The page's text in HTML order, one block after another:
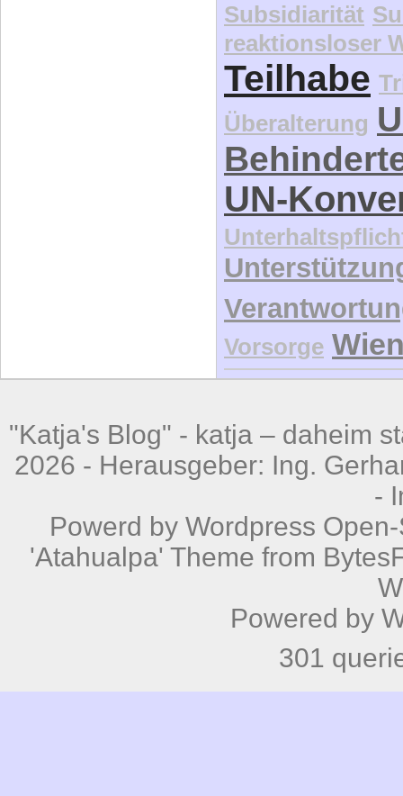
Subsidiarität
reaktionsloser
Teilhabe
Überalterung
UN-
Vorsorge
"Katja's Blog" - katja – daheim
2026 - Herausgeber: Ing.
-
Powerd by Wordpress
'Atahualpa' Theme from
Powered by
301